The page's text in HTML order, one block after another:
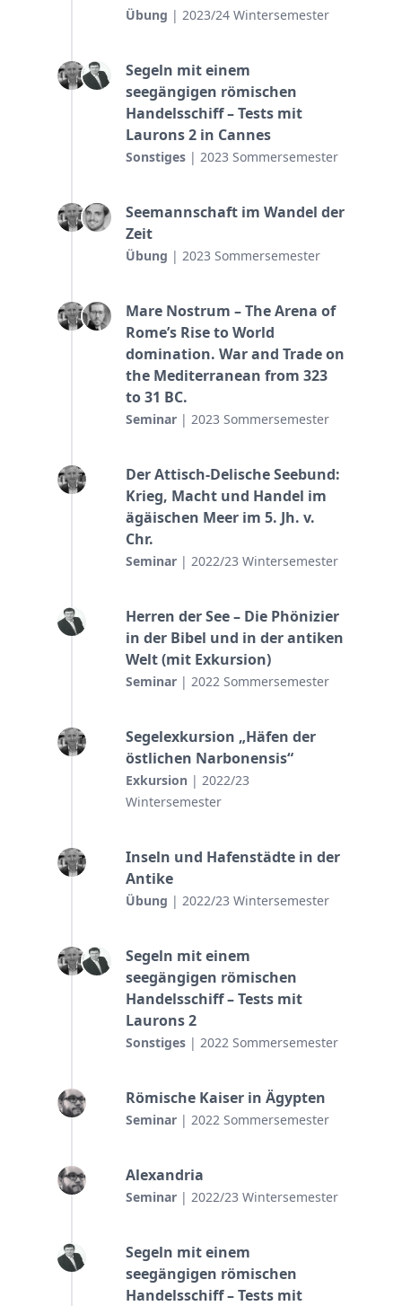
Übung | 2023/24 Wintersemester
Segeln mit einem
seegängigen römischen
Handelsschiff – Tests mit
Laurons 2 in Cannes
Sonstiges | 2023 Sommersemester
Seemannschaft im Wandel der
Zeit
Übung | 2023 Sommersemester
Mare Nostrum – The Arena of
Rome’s Rise to World
domination. War and Trade on
the Mediterranean from 323
to 31 BC.
Seminar | 2023 Sommersemester
Der Attisch-Delische Seebund:
Krieg, Macht und Handel im
ägäischen Meer im 5. Jh. v.
Chr.
Seminar | 2022/23 Wintersemester
Herren der See – Die Phönizier
in der Bibel und in der antiken
Welt (mit Exkursion)
Seminar | 2022 Sommersemester
Segelexkursion „Häfen der
östlichen Narbonensis“
Exkursion | 2022/23
Wintersemester
Inseln und Hafenstädte in der
Antike
Übung | 2022/23 Wintersemester
Segeln mit einem
seegängigen römischen
Handelsschiff – Tests mit
Laurons 2
Sonstiges | 2022 Sommersemester
Römische Kaiser in Ägypten
Seminar | 2022 Sommersemester
Alexandria
Seminar | 2022/23 Wintersemester
Segeln mit einem
seegängigen römischen
Handelsschiff – Tests mit